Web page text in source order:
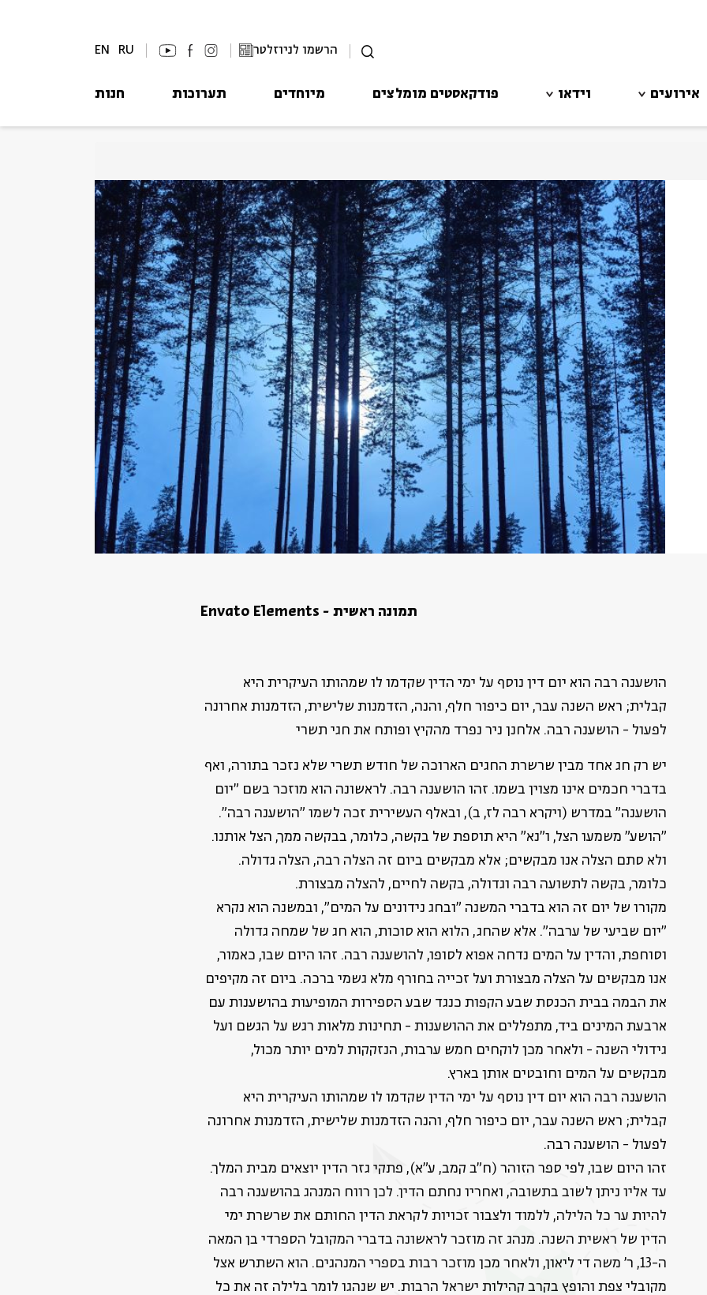
הרשמו לניוזלטר EN RU
אירועים וידאו פודקאסטים מומלצים מיוחדים תערוכות חנות
תמונה ראשית - Envato Elements
הושענה רבה הוא יום דין נוסף על ימי הדין שקדמו לו שמהותו העיקרית היא
קבלית; ראש השנה עבר, יום כיפור חלף, והנה, הזדמנות שלישית, הזדמנות אחרונה
לפעול - הושענה רבה. אלחנן ניר נפרד מהקיץ ופותח את חגי תשרי
יש רק חג אחד מבין שרשרת החגים הארוכה של חודש תשרי שלא נזכר בתורה, ואף
בדברי חכמים אינו מצוין בשמו. זהו הושענה רבה. לראשונה הוא מוזכר בשם "יום
הושענה" במדרש (ויקרא רבה לז, ב), ובאלף העשירית זכה לשמו "הושענה רבה".
"הושע" משמעו הצל, ו"נא" היא תוספת של בקשה, כלומר, בבקשה ממך, הצל אותנו.
ולא סתם הצלה אנו מבקשים; אלא מבקשים ביום זה הצלה רבה, הצלה גדולה.
כלומר, בקשה לתשועה רבה וגדולה, בקשה לחיים, להצלה מבצורת.
מקורו של יום זה הוא בדברי המשנה "ובחג נידונים על המים", ובמשנה הוא נקרא
"יום שביעי של ערבה". אלא שהחג, הלוא הוא סוכות, הוא חג של שמחה גדולה
וסוחפת, והדין על המים נדחה אפוא לסופו, להושענה רבה. זהו היום שבו, כאמור,
אנו מבקשים על הצלה מבצורת ועל זכייה בחורף מלא גשמי ברכה. ביום זה מקיפים
את הבמה בבית הכנסת שבע הקפות כנגד שבע הספירות המופיעות בהושענות עם
ארבעת המינים ביד, מתפללים את ההושענות - תחינות מלאות רגש על הגשם ועל
גידולי השנה - ולאחר מכן לוקחים חמש ערבות, הנזקקות למים יותר מכול,
מבקשים על המים וחובטים אותן בארץ.
הושענה רבה הוא יום דין נוסף על ימי הדין שקדמו לו שמהותו העיקרית היא
קבלית; ראש השנה עבר, יום כיפור חלף, והנה הזדמנות שלישית, הזדמנות אחרונה
לפעול - הושענה רבה.
זהו היום שבו, לפי ספר הזוהר (ח"ב קמב, ע"א), פתקי גזר הדין יוצאים מבית המלך.
עד אליו ניתן לשוב בתשובה, ואחריו נחתם הדין. לכן רווח המנהג בהושענה רבה
להיות ער כל הלילה, ללמוד ולצבור זכויות לקראת הדין החותם את שרשרת ימי
הדין של ראשית השנה. מנהג זה מוזכר לראשונה בדברי המקובל הספרדי בן המאה
ה-13, ר' משה די ליאון, ולאחר מכן מוזכר רבות בספרי המנהגים. הוא השתרש אצל
מקובלי צפת והופץ בקרב קהילות ישראל הרבות. יש שנהגו לומר בלילה זה את כל